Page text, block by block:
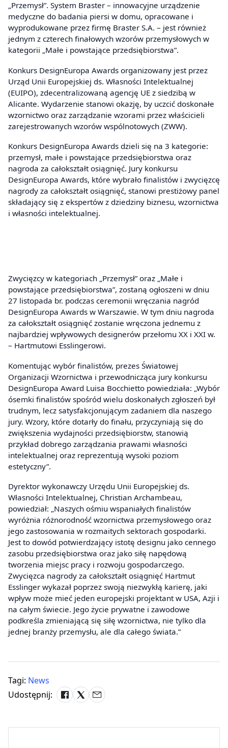
„Przemysł”. System Braster – innowacyjne urządzenie
medyczne do badania piersi w domu, opracowane i
wyprodukowane przez firmę Braster S.A. – jest również
jednym z czterech finałowych wzorów przemysłowych w
kategorii „Małe i powstające przedsiębiorstwa”.
Konkurs DesignEuropa Awards organizowany jest przez
Urząd Unii Europejskiej ds. Własności Intelektualnej
(EUIPO), zdecentralizowaną agencję UE z siedzibą w
Alicante. Wydarzenie stanowi okazję, by uczcić doskonałe
wzornictwo oraz zarządzanie wzorami przez właścicieli
zarejestrowanych wzorów wspólnotowych (ZWW).
Konkurs DesignEuropa Awards dzieli się na 3 kategorie:
przemysł, małe i powstające przedsiębiorstwa oraz
nagroda za całokształt osiągnięć. Jury konkursu
DesignEuropa Awards, które wybrało finalistów i zwycięzcę
nagrody za całokształt osiągnięć, stanowi prestiżowy panel
składający się z ekspertów z dziedziny biznesu, wzornictwa
i własności intelektualnej.
Zwycięzcy w kategoriach „Przemysł” oraz „Małe i
powstające przedsiębiorstwa”, zostaną ogłoszeni w dniu
27 listopada br. podczas ceremonii wręczania nagród
DesignEuropa Awards w Warszawie. W tym dniu nagroda
za całokształt osiągnięć zostanie wręczona jednemu z
najbardziej wpływowych designerów przełomu XX i XXI w.
– Hartmutowi Esslingerowi.
Komentując wybór finalistów, prezes Światowej
Organizacji Wzornictwa i przewodnicząca jury konkursu
DesignEuropa Award Luisa Bocchietto powiedziała: „Wybór
ósemki finalistów spośród wielu doskonałych zgłoszeń był
trudnym, lecz satysfakcjonującym zadaniem dla naszego
jury. Wzory, które dotarły do finału, przyczyniają się do
zwiększenia wydajności przedsiębiorstw, stanowią
przykład dobrego zarządzania prawami własności
intelektualnej oraz reprezentują wysoki poziom
estetyczny”.
Dyrektor wykonawczy Urzędu Unii Europejskiej ds.
Własności Intelektualnej, Christian Archambeau,
powiedział: „Naszych ośmiu wspaniałych finalistów
wyróżnia różnorodność wzornictwa przemysłowego oraz
jego zastosowania w rozmaitych sektorach gospodarki.
Jest to dowód potwierdzający istotę designu jako cennego
zasobu przedsiębiorstwa oraz jako siłę napędową
tworzenia miejsc pracy i rozwoju gospodarczego.
Zwycięzca nagrody za całokształt osiągnięć Hartmut
Esslinger wykazał poprzez swoją niezwykłą karierę, jaki
wpływ może mieć jeden europejski projektant w USA, Azji i
na całym świecie. Jego życie prywatne i zawodowe
podkreśla zmieniającą się siłę wzornictwa, nie tylko dla
jednej branży przemysłu, ale dla całego świata.”
Tagi: News
Udostępnij: